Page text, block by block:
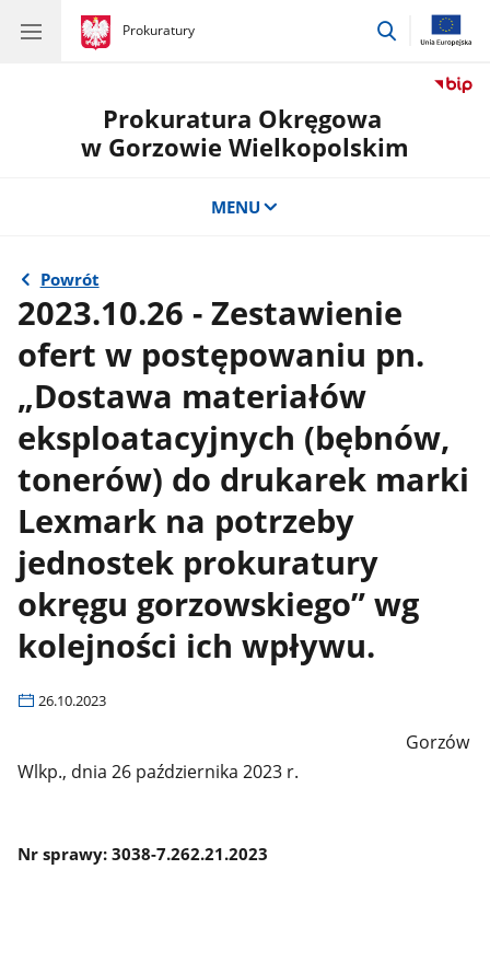
gov.pl
Prokuratury
gov.pl
Prokuratury
przejdź
Prokuratura Okręgowa
w Gorzowie Wielkopolskim
MENU
Powrót
2023.10.26 - Zestawienie
ofert w postępowaniu pn.
„Dostawa materiałów
eksploatacyjnych (bębnów,
tonerów) do drukarek marki
Lexmark na potrzeby
jednostek prokuratury
okręgu gorzowskiego” wg
kolejności ich wpływu.
26.10.2023
Gorzów
Wlkp., dnia 26 października 2023 r.
Nr sprawy: 3038-7.262.21.2023